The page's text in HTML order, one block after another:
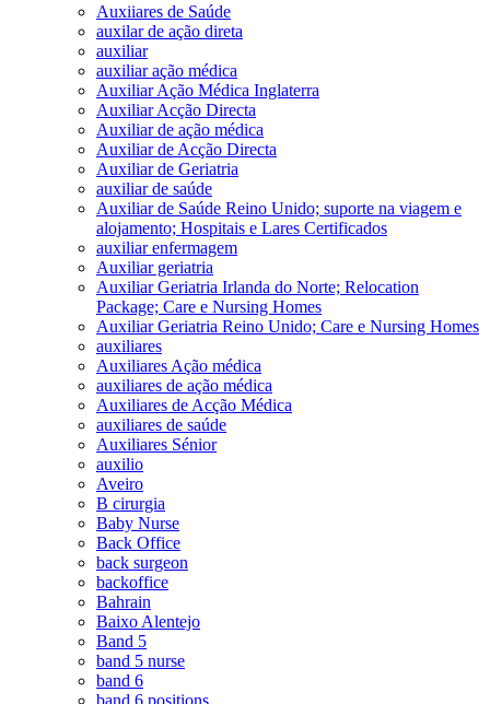
Auxiiares de Saúde
auxilar de ação direta
auxiliar
auxiliar ação médica
Auxiliar Ação Médica Inglaterra
Auxiliar Acção Directa
Auxiliar de ação médica
Auxiliar de Acção Directa
Auxiliar de Geriatria
auxiliar de saúde
Auxiliar de Saúde Reino Unido; suporte na viagem e
alojamento; Hospitais e Lares Certificados
auxiliar enfermagem
Auxiliar geriatria
Auxiliar Geriatria Irlanda do Norte; Relocation
Package; Care e Nursing Homes
Auxiliar Geriatria Reino Unido; Care e Nursing Homes
auxiliares
Auxiliares Ação médica
auxiliares de ação médica
Auxiliares de Acção Médica
auxiliares de saúde
Auxiliares Sénior
auxilio
Aveiro
B cirurgia
Baby Nurse
Back Office
back surgeon
backoffice
Bahrain
Baixo Alentejo
Band 5
band 5 nurse
band 6
band 6 positions